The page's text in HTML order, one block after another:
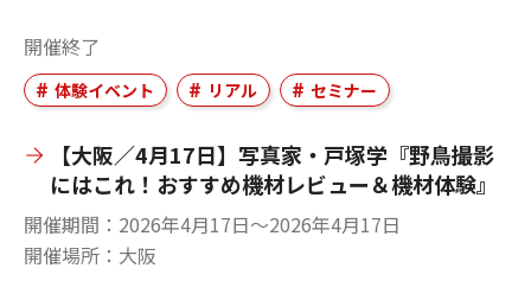
開催終了
体験イベント リアル セミナー
【大阪／4月17日】写真家・戸塚学『野鳥撮影
にはこれ！おすすめ機材レビュー＆機材体験』
開催期間
2026年4月17日〜2026年4月17日
開催場所
大阪